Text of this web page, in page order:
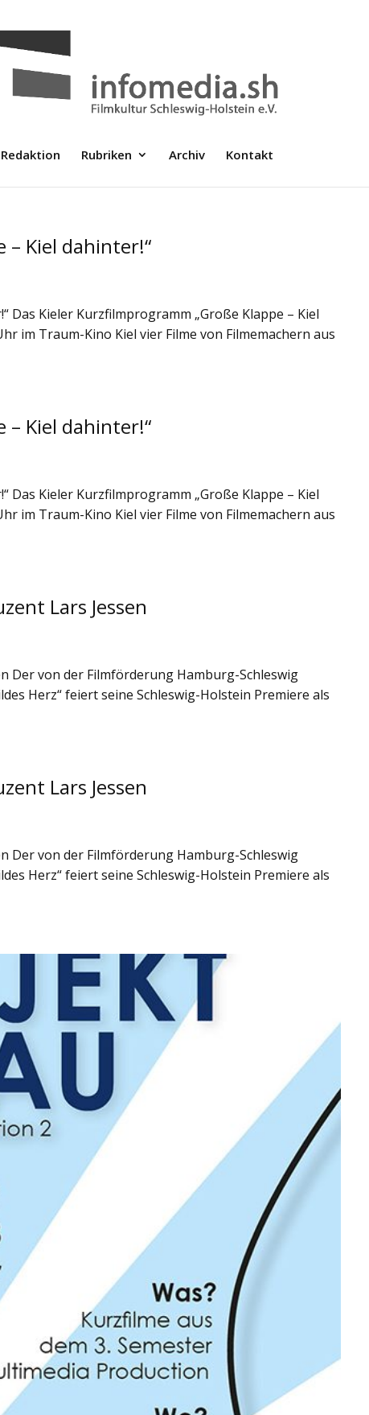
Redaktion Rubriken Archiv Kontakt
– Kiel dahinter!“
Das Kieler Kurzfilmprogramm „Große Klappe – Kiel
im Traum-Kino Kiel vier Filme von Filmemachern aus
– Kiel dahinter!“
Das Kieler Kurzfilmprogramm „Große Klappe – Kiel
im Traum-Kino Kiel vier Filme von Filmemachern aus
Lars Jessen
Der von der Filmförderung Hamburg-Schleswig
Herz“ feiert seine Schleswig-Holstein Premiere als
Lars Jessen
Der von der Filmförderung Hamburg-Schleswig
Herz“ feiert seine Schleswig-Holstein Premiere als